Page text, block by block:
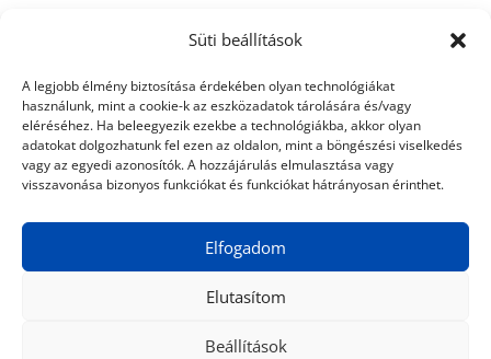
Süti beállítások
A legjobb élmény biztosítása érdekében olyan technológiákat
használunk, mint a cookie-k az eszközadatok tárolására és/vagy
eléréséhez. Ha beleegyezik ezekbe a technológiákba, akkor olyan
adatokat dolgozhatunk fel ezen az oldalon, mint a böngészési viselkedés
vagy az egyedi azonosítók. A hozzájárulás elmulasztása vagy
visszavonása bizonyos funkciókat és funkciókat hátrányosan érinthet.
Elfogadom
Elutasítom
Beállítások
© 2024 Tiéd a Világ Médiaajánlat